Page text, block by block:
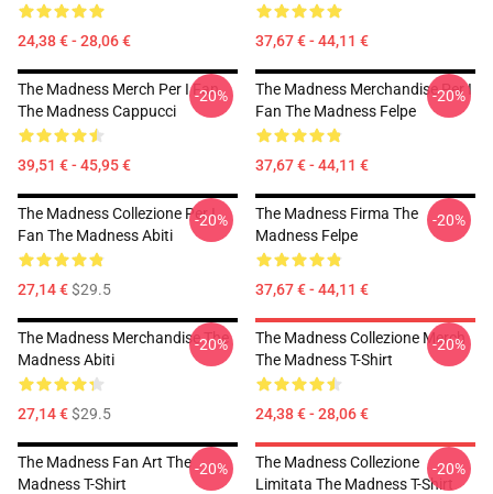
24,38 € - 28,06 € 37,67 € - 44,11 €
The Madness Merch Per I Fan
The Madness Cappucci
39,51 € - 45,95 €
-20%
The Madness Merchandise Per I
Fan The Madness Felpe
37,67 € - 44,11 €
-20%
The Madness Collezione Per I
Fan The Madness Abiti
27,14 €$29.5
-20%
The Madness Firma The
Madness Felpe
37,67 € - 44,11 €
-20%
The Madness Merchandise The
Madness Abiti
27,14 €$29.5
-20%
The Madness Collezione Merch
The Madness T-Shirt
24,38 € - 28,06 €
-20%
The Madness Fan Art The
Madness T-Shirt
-20%
The Madness Collezione
Limitata The Madness T-Shirt
-20%